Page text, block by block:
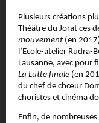
Plusieurs créations
Théâtre du Jorat ces
mouvement (en
l’Ecole-atelier Rudra-
Lausanne, avec pour
La Lutte finale (en
du chef de chœur
choristes et cinéma
Enfin, de